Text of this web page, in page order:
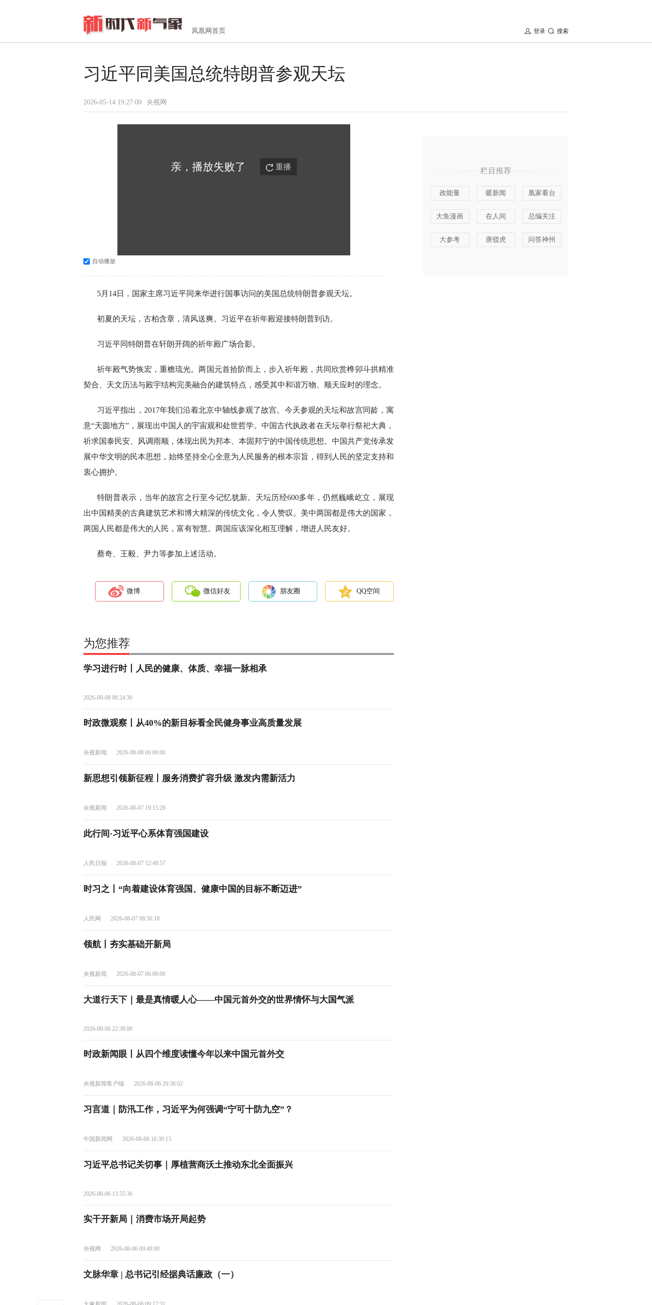
凤凰网首页 搜索
登录
习近平同美国总统特朗普参观天坛
2026-05-14 19:27:00 央视网
亲，播放失败了 重播
自动播放
5月14日，国家主席习近平同来华进行国事访问的美国总统特朗普参观天坛。
初夏的天坛，古柏含章，清风送爽。习近平在祈年殿迎接特朗普到访。
习近平同特朗普在轩朗开阔的祈年殿广场合影。
祈年殿气势恢宏，重檐琉光。两国元首拾阶而上，步入祈年殿，共同欣赏榫卯斗拱精准
契合、天文历法与殿宇结构完美融合的建筑特点，感受其中和谐万物、顺天应时的理念。
习近平指出，2017年我们沿着北京中轴线参观了故宫。今天参观的天坛和故宫同龄，寓
意“天圆地方”，展现出中国人的宇宙观和处世哲学。中国古代执政者在天坛举行祭祀大典，
祈求国泰民安、风调雨顺，体现出民为邦本、本固邦宁的中国传统思想。中国共产党传承发
展中华文明的民本思想，始终坚持全心全意为人民服务的根本宗旨，得到人民的坚定支持和
衷心拥护。
特朗普表示，当年的故宫之行至今记忆犹新。天坛历经600多年，仍然巍峨屹立，展现
出中国精美的古典建筑艺术和博大精深的传统文化，令人赞叹。美中两国都是伟大的国家，
两国人民都是伟大的人民，富有智慧。两国应该深化相互理解，增进人民友好。
蔡奇、王毅、尹力等参加上述活动。
微博 微信好友 朋友圈 QQ空间
为您推荐
学习进行时丨人民的健康、体质、幸福一脉相承
2026-08-08 08:24:30
时政微观察丨从40%的新目标看全民健身事业高质量发展
央视新闻 2026-08-08 06:00:00
新思想引领新征程丨服务消费扩容升级 激发内需新活力
央视新闻 2026-08-07 19:15:28
此行间·习近平心系体育强国建设
人民日报 2026-08-07 12:49:57
时习之丨“向着建设体育强国、健康中国的目标不断迈进”
人民网 2026-08-07 08:56:18
领航丨夯实基础开新局
央视新闻 2026-08-07 06:00:00
大道行天下｜最是真情暖人心——中国元首外交的世界情怀与大国气派
2026-08-06 22:38:00
时政新闻眼丨从四个维度读懂今年以来中国元首外交
央视新闻客户端 2026-08-06 20:36:02
习言道｜防汛工作，习近平为何强调“宁可十防九空”？
中国新闻网 2026-08-06 16:30:15
习近平总书记关切事｜厚植营商沃土推动东北全面振兴
2026-08-06 13:55:36
实干开新局｜消费市场开局起势
央视网 2026-08-06 09:49:00
文脉华章 | 总书记引经据典话廉政（一）
栏目推荐
政能量 暖新闻 凰家看台
大鱼漫画 在人间 总编关注
大参考 唐驳虎 问答神州